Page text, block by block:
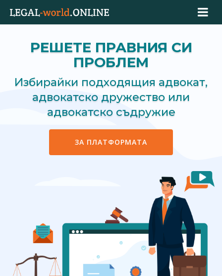
РЕШЕТЕ ПРАВНИЯ СИ
ПРОБЛЕМ
Избирайки подходящия адвокат,
адвокатско дружество или
адвокатско съдружие
ЗА ПЛАТФОРМАТА